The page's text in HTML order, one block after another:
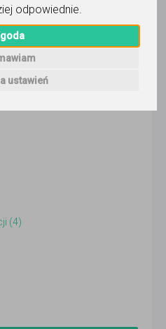
odpowiednie
ustawień
wiadomość
(4)